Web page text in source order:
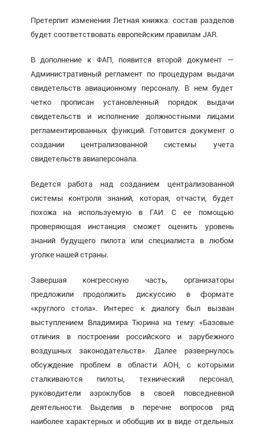
Претерпит изменения Летная книжка: состав разделов
будет соответствовать европейским правилам JAR.
В дополнение к ФАП, появится второй документ —
Административный регламент по процедурам выдачи
свидетельств авиационному персоналу. В нем будет
четко прописан установленный порядок выдачи
свидетельств и исполнение должностными лицами
регламентированных функций. Готовится документ о
создании централизованной системы учета
свидетельств авиаперсонала.
Ведется работа над созданием централизованной
системы контроля знаний, которая, отчасти, будет
похожа на используемую в ГАИ. С ее помощью
проверяющая инстанция сможет оценить уровень
знаний будущего пилота или специалиста в любом
уголке нашей страны.
Завершая конгрессную часть, организаторы
предложили продолжить дискуссию в формате
«круглого стола». Интерес к диалогу был вызван
выступлением Владимира Тюрина на тему: «Базовые
отличия в построении российского и зарубежного
воздушных законодательств». Далее развернулось
обсуждение проблем в области АОН, с которыми
сталкиваются пилоты, технический персонал,
руководители аэроклубов в своей повседневной
деятельности. Выделив в перечне вопросов ряд
наиболее характерных и обобщив их в виде отдельных